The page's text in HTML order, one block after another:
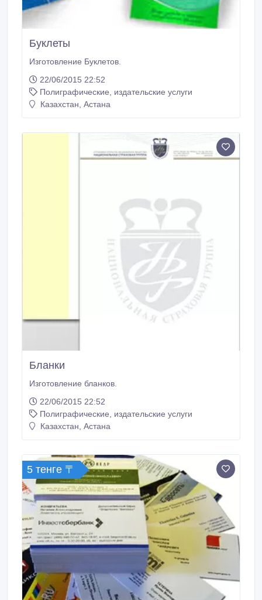
Буклеты
Изготовление Буклетов.
22/06/2015 22:52
Полиграфические, издательские услуги
Казахстан, Астана
Бланки
Изготовление бланков.
22/06/2015 22:52
Полиграфические, издательские услуги
Казахстан, Астана
5 тенге 〒